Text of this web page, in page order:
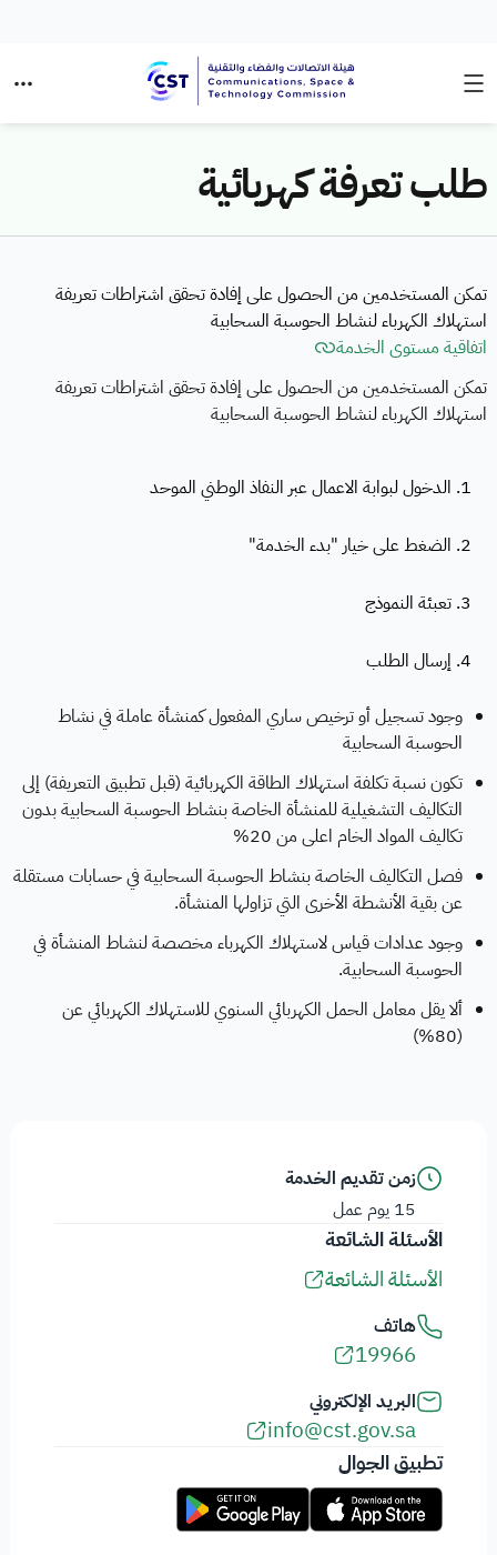
زمن تقديم الخدمة
15 يوم عمل
الأسئلة الشائعة
الأسئلة الشائعة
هاتف
19966
البريد الإلكتروني
info@cst.gov.sa
تطبيق الجوال
طلب تعرفة كهربائية
تمكن المستخدمين من الحصول على إفادة تحقق اشتراطات تعريفة
استهلاك الكهرباء لنشاط الحوسبة السحابية
اتفاقية مستوى الخدمة
تمكن المستخدمين من الحصول على إفادة تحقق اشتراطات تعريفة
استهلاك الكهرباء لنشاط الحوسبة السحابية
1. الدخول لبوابة الاعمال عبر النفاذ الوطني الموحد
2. الضغط على خيار "بدء الخدمة"
3. تعبئة النموذج
4. إرسال الطلب
وجود تسجيل أو ترخيص ساري المفعول كمنشأة عاملة في نشاط
الحوسبة السحابية
تكون نسبة تكلفة استهلاك الطاقة الكهربائية (قبل تطبيق التعريفة) إلى
التكاليف التشغيلية للمنشأة الخاصة بنشاط الحوسبة السحابية بدون
تكاليف المواد الخام اعلى من 20%
فصل التكاليف الخاصة بنشاط الحوسبة السحابية في حسابات مستقلة
عن بقية الأنشطة الأخرى التي تزاولها المنشأة.
وجود عدادات قياس لاستهلاك الكهرباء مخصصة لنشاط المنشأة في
الحوسبة السحابية.
ألا يقل معامل الحمل الكهربائي السنوي للاستهلاك الكهربائي عن
(80%)